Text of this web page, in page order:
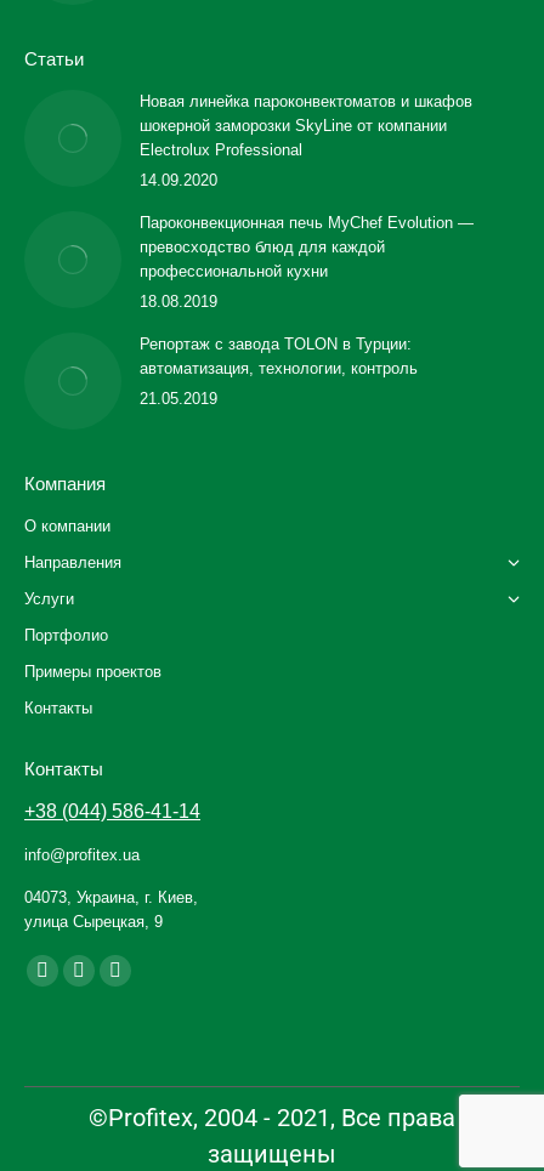
Статьи
Новая линейка пароконвектоматов и шкафов
шокерной заморозки SkyLine от компании
Electrolux Professional
14.09.2020
Пароконвекционная печь MyChef Evolution —
превосходство блюд для каждой
профессиональной кухни
18.08.2019
Репортаж с завода TOLON в Турции:
автоматизация, технологии, контроль
21.05.2019
Компания
О компании
Направления
Услуги
Портфолио
Примеры проектов
Контакты
Контакты
+38 (044) 586-41-14
info@profitex.ua
04073, Украина, г. Киев,
улица Сырецкая, 9
Ищите нас:
©Profitex, 2004 - 2021, Все права
защищены